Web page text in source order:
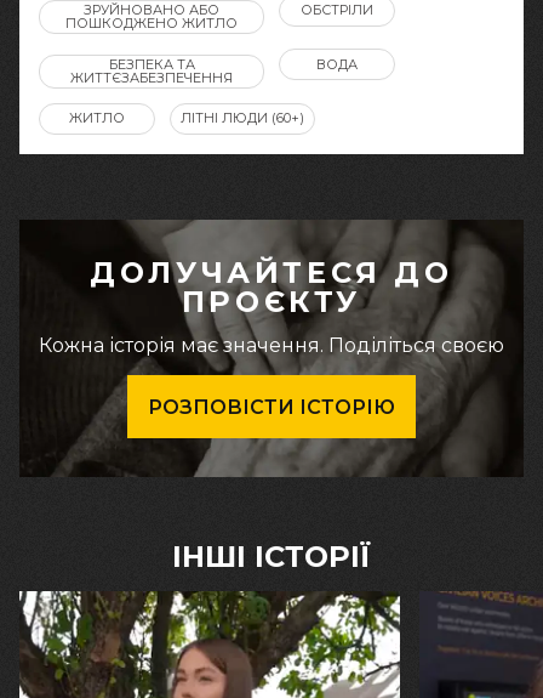
ЗРУЙНОВАНО АБО
ПОШКОДЖЕНО ЖИТЛО
ОБСТРІЛИ
БЕЗПЕКА ТА
ЖИТТЄЗАБЕЗПЕЧЕННЯ
ВОДА
ЖИТЛО ЛІТНІ ЛЮДИ (60+)
ДОЛУЧАЙТЕСЯ ДО
ПРОЄКТУ
Кожна історія має значення. Поділіться своєю
РОЗПОВІСТИ ІСТОРІЮ
ІНШІ ІСТОРІЇ